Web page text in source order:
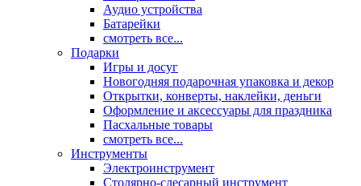
Аудио устройства
Батарейки
смотреть все...
Подарки
Игры и досуг
Новогодняя подарочная упаковка и декор
Открытки, конверты, наклейки, деньги
Оформление и аксессуары для праздника
Пасхальные товары
смотреть все...
Инструменты
Электроинструмент
Столярно-слесарный инструмент